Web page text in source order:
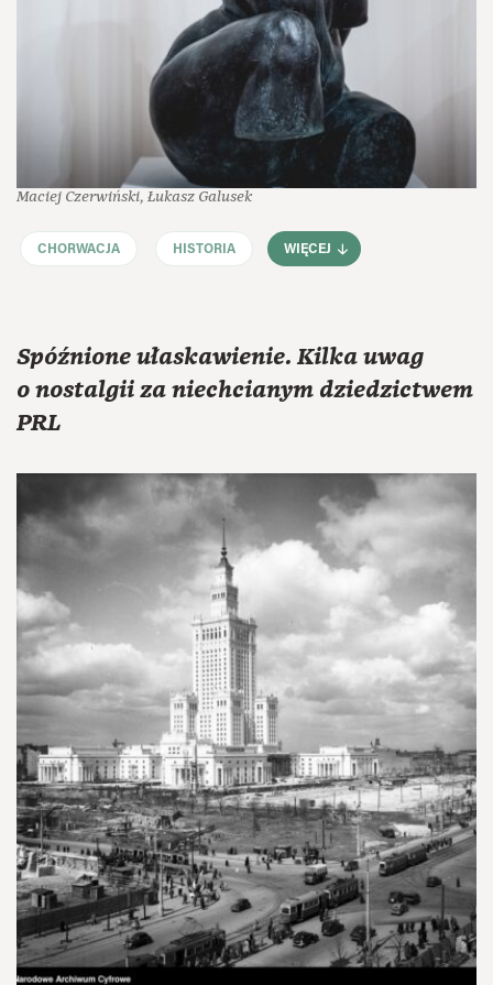
Maciej Czerwiński, Łukasz Galusek
CHORWACJA HISTORIA WIĘCEJ
Spóźnione ułaskawienie. Kilka uwag
o nostalgii za niechcianym dziedzictwem
PRL